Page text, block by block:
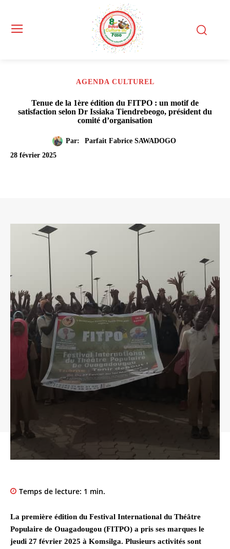
AGENDA CULTUREL
Tenue de la 1ère édition du FITPO : un motif de
satisfaction selon Dr Issiaka Tiendrebeogo, président du
comité d’organisation
Par:
Parfait Fabrice SAWADOGO
28 février 2025
Temps de lecture: 1 min.
La première édition du Festival International du Théâtre
Populaire de Ouagadougou (FITPO) a pris ses marques le
jeudi 27 février 2025 à Komsilga. Plusieurs activités sont